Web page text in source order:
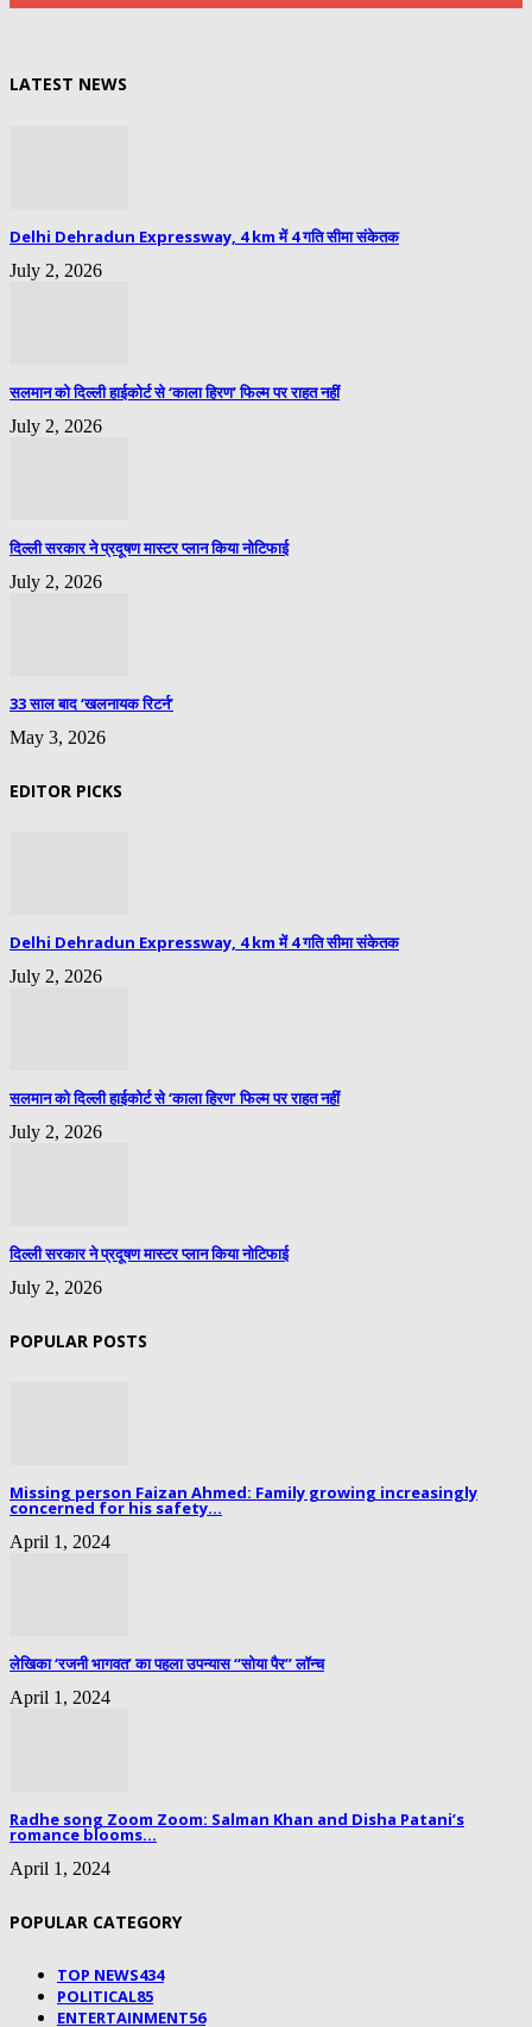
LATEST NEWS
Delhi Dehradun Expressway, 4 km में 4 गति सीमा संकेतक
July 2, 2026
सलमान को दिल्ली हाईकोर्ट से ‘काला हिरण’ फिल्म पर राहत नहीं
July 2, 2026
दिल्ली सरकार ने प्रदूषण मास्टर प्लान किया नोटिफाई
July 2, 2026
33 साल बाद ‘खलनायक रिटर्न’
May 3, 2026
EDITOR PICKS
Delhi Dehradun Expressway, 4 km में 4 गति सीमा संकेतक
July 2, 2026
सलमान को दिल्ली हाईकोर्ट से ‘काला हिरण’ फिल्म पर राहत नहीं
July 2, 2026
दिल्ली सरकार ने प्रदूषण मास्टर प्लान किया नोटिफाई
July 2, 2026
POPULAR POSTS
Missing person Faizan Ahmed: Family growing increasingly
concerned for his safety...
April 1, 2024
लेखिका ‘रजनी भागवत’ का पहला उपन्यास “सोया पैर” लॉन्च
April 1, 2024
Radhe song Zoom Zoom: Salman Khan and Disha Patani’s
romance blooms...
April 1, 2024
POPULAR CATEGORY
TOP NEWS434
POLITICAL85
ENTERTAINMENT56